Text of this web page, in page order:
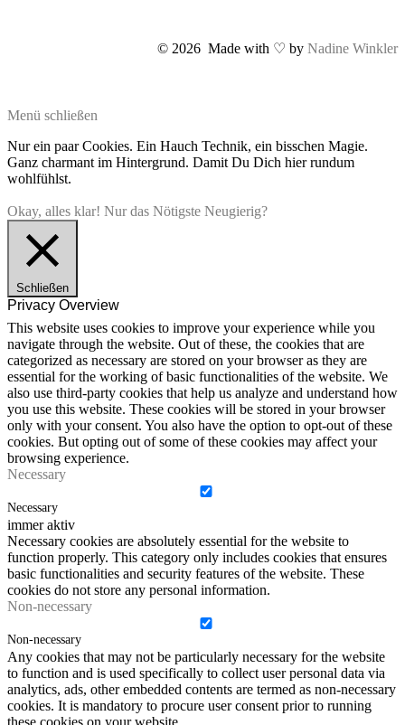
© 2026 Made with ♡ by Nadine Winkler
Menü schließen
Nur ein paar Cookies. Ein Hauch Technik, ein bisschen Magie.
Ganz charmant im Hintergrund. Damit Du Dich hier rundum
wohlfühlst.
Okay, alles klar! Nur das Nötigste Neugierig?
Schließen
Privacy Overview
This website uses cookies to improve your experience while you
navigate through the website. Out of these, the cookies that are
categorized as necessary are stored on your browser as they are
essential for the working of basic functionalities of the website. We
also use third-party cookies that help us analyze and understand how
you use this website. These cookies will be stored in your browser
only with your consent. You also have the option to opt-out of these
cookies. But opting out of some of these cookies may affect your
browsing experience.
Necessary
Necessary
immer aktiv
Necessary cookies are absolutely essential for the website to
function properly. This category only includes cookies that ensures
basic functionalities and security features of the website. These
cookies do not store any personal information.
Non-necessary
Non-necessary
Any cookies that may not be particularly necessary for the website
to function and is used specifically to collect user personal data via
analytics, ads, other embedded contents are termed as non-necessary
cookies. It is mandatory to procure user consent prior to running
these cookies on your website.